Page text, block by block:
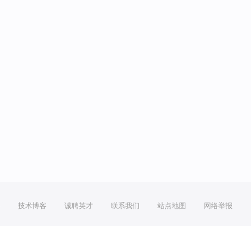
技术博客 诚聘英才 联系我们 站点地图 网络举报